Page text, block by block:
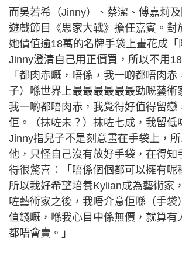
而吳若希（Jinny）、蔡潔、傅嘉莉
遊戲節目《思家大戰》擔任嘉賓。對
她價值逾18萬的名牌手袋上畫花成「
Jinny澄清自己用正價買，所以不用18
「都肉赤嘅，唔係，我一啲都唔肉赤
子）喺世界上最最最最最最勁嘅藝術
我一啲都唔肉赤，我覺得好值得留戀
佢。（抹咗未？）抹咗七成，我留低
Jinny指兒子不是刻意畫在手袋上，
他，只怪自己沒有放好手袋，在得知
得很驚喜：「唔係個個都可以擁有呢
所以我好希望培養Kylian成為藝術家
咗藝術家之後，我唔介意佢喺（手袋
值錢嘅，喺我心目中係無價，就算有
都唔會賣。」